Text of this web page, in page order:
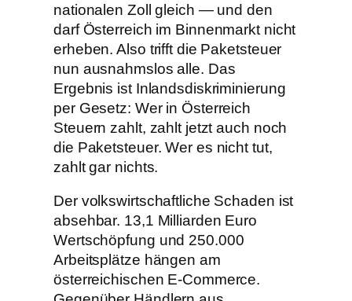
nationalen Zoll gleich — und den
darf Österreich im Binnenmarkt nicht
erheben. Also trifft die Paketsteuer
nun ausnahmslos alle. Das
Ergebnis ist Inlandsdiskriminierung
per Gesetz: Wer in Österreich
Steuern zahlt, zahlt jetzt auch noch
die Paketsteuer. Wer es nicht tut,
zahlt gar nichts.
Der volkswirtschaftliche Schaden ist
absehbar. 13,1 Milliarden Euro
Wertschöpfung und 250.000
Arbeitsplätze hängen am
österreichischen E-Commerce.